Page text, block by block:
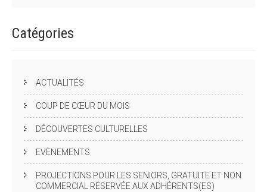
Catégories
ACTUALITÉS
COUP DE CŒUR DU MOIS
DÉCOUVERTES CULTURELLES
EVÈNEMENTS
PROJECTIONS POUR LES SENIORS, GRATUITE ET NON
COMMERCIAL RÉSERVÉE AUX ADHÉRENTS(ES)